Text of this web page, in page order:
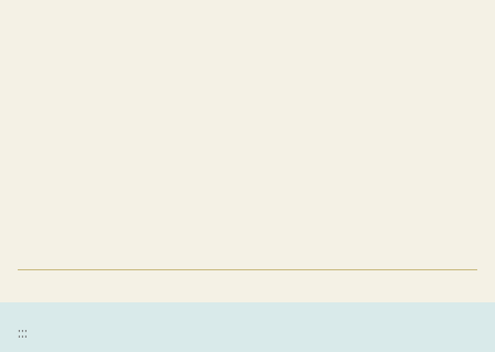
:::